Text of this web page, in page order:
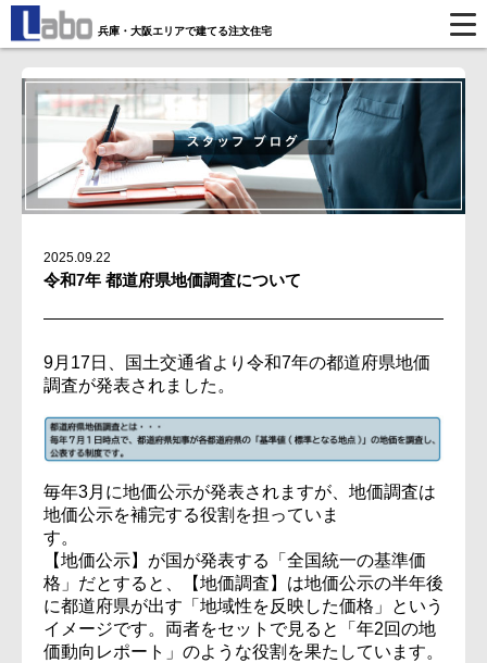
兵庫・大阪エリアで建てる注文住宅
2025.09.22
令和7年 都道府県地価調査について
9月17日、国土交通省より令和7年の都道府県地価
調査が発表されました。
毎年3月に地価公示が発表されますが、地価調査は
地価公示を補完する役割を担っていま
す
【地価公示】が国が発表する「全国統一の基準価
格」だとすると、【地価調査】は地価公示の半年後
に都道府県が出す「地域性を反映した価格」という
イメージです。両者をセットで見ると「年2回の地
価動向レポート」のような役割を果たしています。